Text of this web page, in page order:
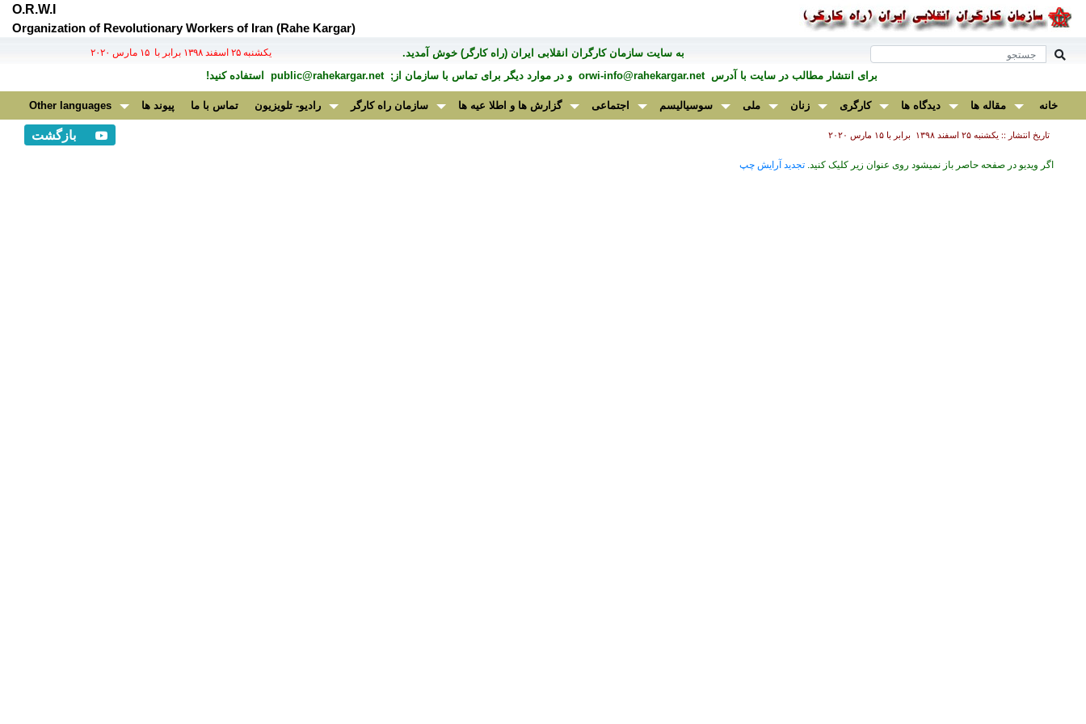
O.R.W.I
Organization of Revolutionary Workers of Iran (Rahe Kargar)
به سايت سازمان کارگران انقلابی ايران (راه کارگر) خوش آمديد. يكشنبه ۲۵ اسفند ۱۳۹۸ برابر با ۱۵ مارس ۲۰۲۰
برای انتشار مطالب در سايت با آدرسorwi-info@rahekargar.net و در موارد ديگر برای تماس با سازمان از;public@rahekargar.net استفاده کنید!
خانه مقاله ها دیدگاه ها کارگری زنان ملی سوسیالیسم اجتماعی گزارش ها و اطلا عیه ها سازمان راه کارگر رادیو- تلویزیون تماس با ما پیوند ها Other languages
تاریخ انتشار :: يكشنبه ۲۵ اسفند ۱۳۹۸ برابر با ۱۵ مارس ۲۰۲۰ بازگشت
اگر ویدیو در صفحه حاصر باز نمیشود روی عنوان زیر کلیک کنید. تجدید آرایش چپ